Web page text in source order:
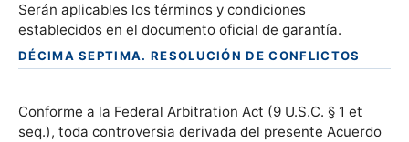
Serán aplicables los términos y condiciones
establecidos en el documento oficial de garantía.
DÉCIMA SEPTIMA. RESOLUCIÓN DE CONFLICTOS
Conforme a la Federal Arbitration Act (9 U.S.C. § 1 et
seq.), toda controversia derivada del presente Acuerdo